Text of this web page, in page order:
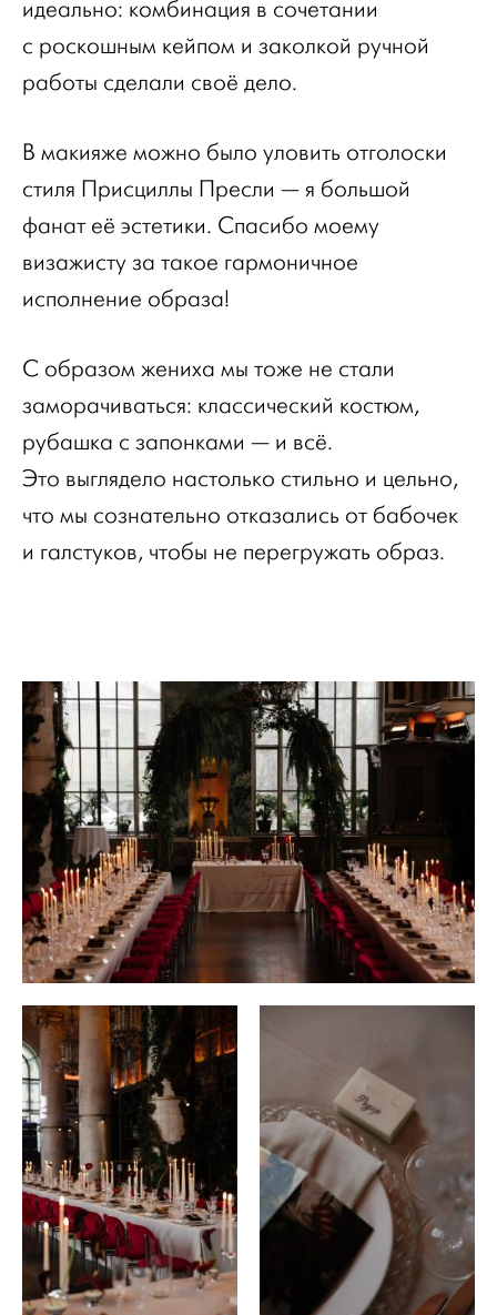
идеально: комбинация в сочетании
с роскошным кейпом и заколкой ручной
работы сделали своё дело.
В макияже можно было уловить отголоски
стиля Присциллы Пресли — я большой
фанат её эстетики. Спасибо моему
визажисту за такое гармоничное
исполнение образа!
С образом жениха мы тоже не стали
заморачиваться: классический костюм,
рубашка с запонками — и всё.
Это выглядело настолько стильно и цельно,
что мы сознательно отказались от бабочек
и галстуков, чтобы не перегружать образ.